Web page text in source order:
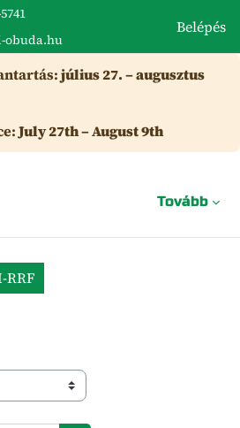
július 27. – augusztus
July 27th – August 9th
obuda.hu
Belépés
Tovább
RRF